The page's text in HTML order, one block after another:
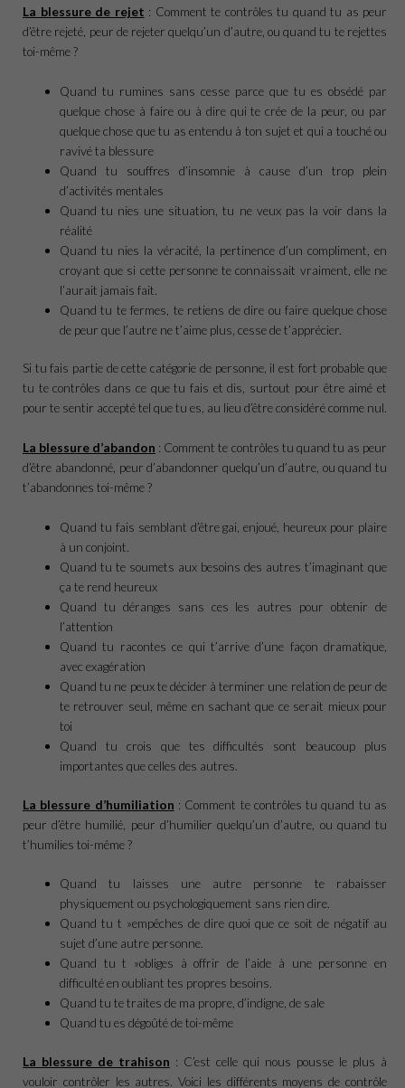
La blessure de rejet : Comment te contrôles tu quand tu as peur
d’être rejeté, peur de rejeter quelqu’un d’autre, ou quand tu te rejettes
toi-même ?
Quand tu rumines sans cesse parce que tu es obsédé par
quelque chose à faire ou à dire qui te crée de la peur, ou par
quelque chose que tu as entendu à ton sujet et qui a touché ou
ravivé ta blessure
Quand tu souffres d’insomnie à cause d’un trop plein
d’activités mentales
Quand tu nies une situation, tu ne veux pas la voir dans la
réalité
Quand tu nies la véracité, la pertinence d’un compliment, en
croyant que si cette personne te connaissait vraiment, elle ne
l’aurait jamais fait.
Quand tu te fermes, te retiens de dire ou faire quelque chose
de peur que l’autre ne t’aime plus, cesse de t’apprécier.
Si tu fais partie de cette catégorie de personne, il est fort probable que
tu te contrôles dans ce que tu fais et dis, surtout pour être aimé et
pour te sentir accepté tel que tu es, au lieu d’être considéré comme nul.
La blessure d’abandon : Comment te contrôles tu quand tu as peur
d’être abandonné, peur d’abandonner quelqu’un d’autre, ou quand tu
t’abandonnes toi-même ?
Quand tu fais semblant d’être gai, enjoué, heureux pour plaire
à un conjoint.
Quand tu te soumets aux besoins des autres t’imaginant que
ça te rend heureux
Quand tu déranges sans ces les autres pour obtenir de
l’attention
Quand tu racontes ce qui t’arrive d’une façon dramatique,
avec exagération
Quand tu ne peux te décider à terminer une relation de peur de
te retrouver seul, même en sachant que ce serait mieux pour
toi
Quand tu crois que tes difficultés sont beaucoup plus
importantes que celles des autres.
La blessure d’humiliation : Comment te contrôles tu quand tu as
peur d’être humilié, peur d’humilier quelqu’un d’autre, ou quand tu
t’humilies toi-même ?
Quand tu laisses une autre personne te rabaisser
physiquement ou psychologiquement sans rien dire.
Quand tu t »empêches de dire quoi que ce soit de négatif au
sujet d’une autre personne.
Quand tu t »obliges à offrir de l’aide à une personne en
difficulté en oubliant tes propres besoins.
Quand tu te traites de ma propre, d’indigne, de sale
Quand tu es dégoûté de toi-même
La blessure de trahison : C’est celle qui nous pousse le plus à
vouloir contrôler les autres. Voici les différents moyens de contrôle